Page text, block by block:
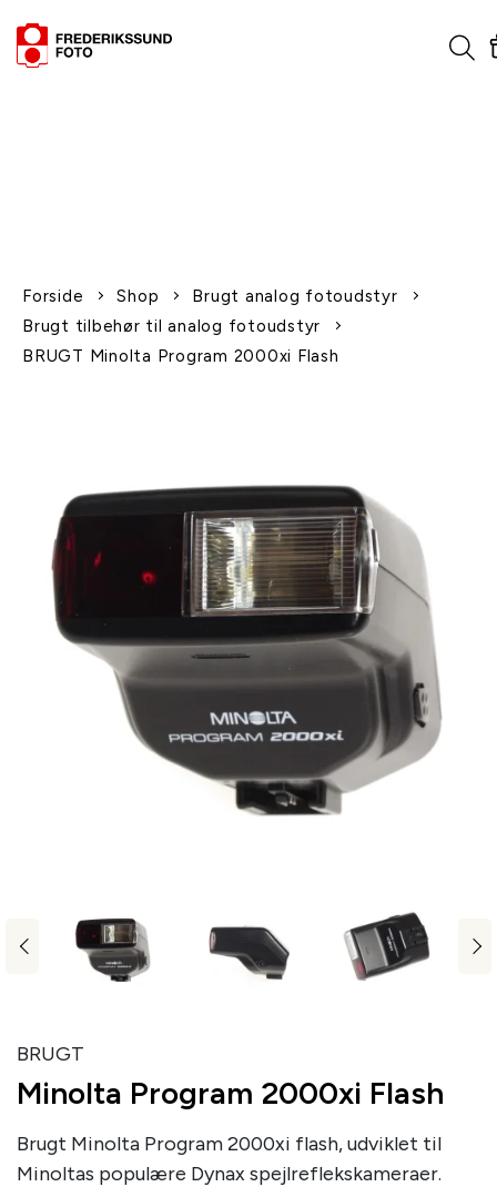
Forside Shop
Brugt analog fotoudstyr
Brugt tilbehør til analog fotoudstyr
BRUGT Minolta Program 2000xi Flash
BRUGT
Minolta Program 2000xi Flash
Brugt Minolta Program 2000xi flash, udviklet til
Minoltas populære Dynax spejlreflekskameraer.